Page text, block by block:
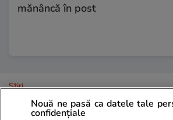
mănâncă în post
Ştiri
Nouă ne pasă ca datele tale
confidențiale